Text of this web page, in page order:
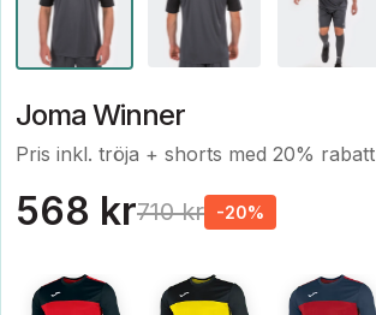
Joma Winner
Pris inkl. tröja + shorts med 20% rabatt
568 kr710 kr -20%